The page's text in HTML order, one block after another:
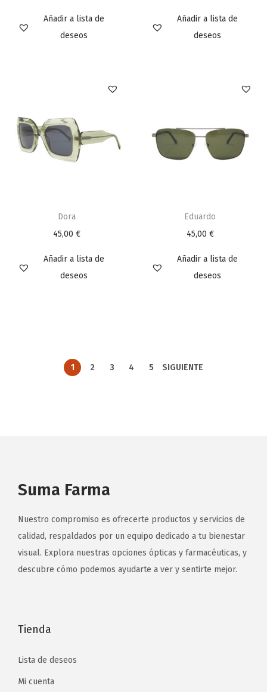
Añadir a lista de
deseos
Añadir a lista de
deseos
Dora
45,00 €
Añadir a lista de
deseos
Eduardo
45,00 €
Añadir a lista de
deseos
1 2 3 4 5 SIGUIENTE
Suma Farma
Nuestro compromiso es ofrecerte productos y servicios de
calidad, respaldados por un equipo dedicado a tu bienestar
visual. Explora nuestras opciones ópticas y farmacéuticas, y
descubre cómo podemos ayudarte a ver y sentirte mejor.
Tienda
Lista de deseos
Mi cuenta